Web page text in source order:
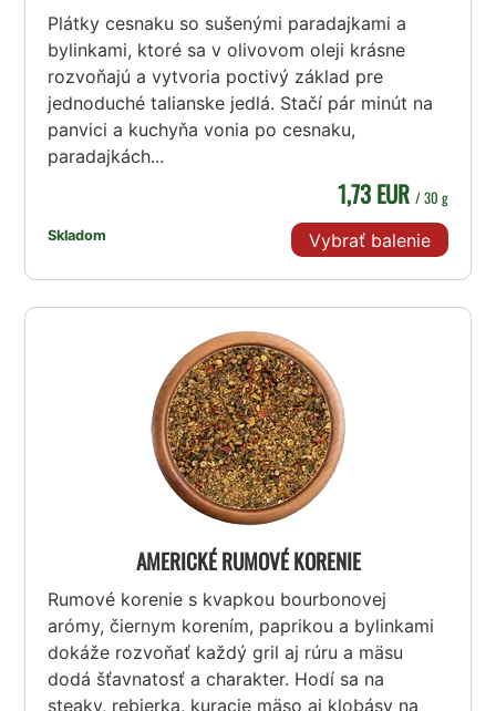
Plátky cesnaku so sušenými paradajkami a
bylinkami, ktoré sa v olivovom oleji krásne
rozvoňajú a vytvoria poctivý základ pre
jednoduché talianske jedlá. Stačí pár minút na
panvici a kuchyňa vonia po cesnaku,
paradajkách...
Skladom
1,73 EUR / 30 g
Vybrať balenie
AMERICKÉ RUMOVÉ KORENIE
Rumové korenie s kvapkou bourbonovej
arómy, čiernym korením, paprikou a bylinkami
dokáže rozvoňať každý gril aj rúru a mäsu
dodá šťavnatosť a charakter. Hodí sa na
steaky, rebierka, kuracie mäso aj klobásy na